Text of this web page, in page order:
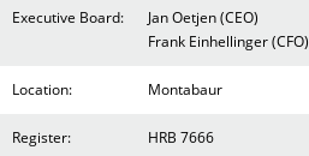
Executive Board:
Jan Oetjen (CEO)
Frank Einhellinger (CFO)
Location: Montabaur
Register: HRB 7666